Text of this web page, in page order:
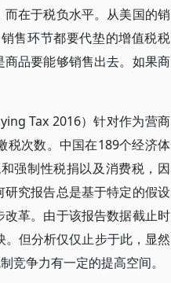
在于税负水平。从美国的销
售环节都要代垫的增值税税
品要能够销售出去。如果商
Tax 2016）针对作为营商
税次数。中国在189个经济体
强制性税捐以及消费税，因
究报告总是基于特定的假设
革。由于该报告数据截止时
但分析仅仅止步于此，显然
竞争力有一定的提高空间。